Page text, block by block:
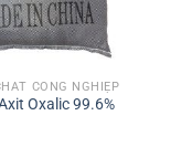
CÔNG NGHIỆP
Oxalic 99.6%